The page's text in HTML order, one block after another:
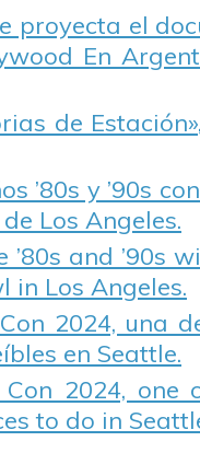
proyecta el
En
de
’80s y ’90s
Los Angeles.
’80s and ’90s
in Los Angeles.
2024, una
en Seattle.
Con 2024,
to do in